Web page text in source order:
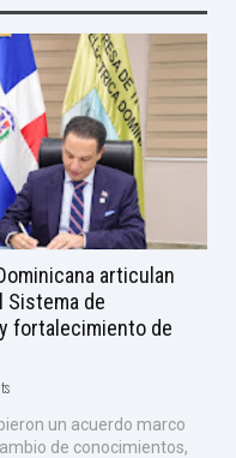
articulan
Sistema de
fortalecimiento de
un acuerdo marco
de conocimientos,